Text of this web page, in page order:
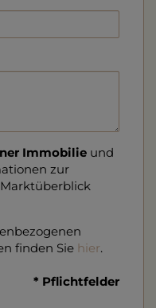
Immobilie und
zur
finden Sie hier.
* Pflichtfelder